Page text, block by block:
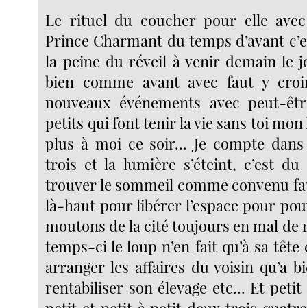
Le rituel du coucher pour elle
Prince Charmant du temps d’avant
la peine du réveil à venir demain le
bien comme avant avec faut y
nouveaux événements avec peut-
petits qui font tenir la vie sans toi mon
plus à moi ce soir... Je compte dans
trois et la lumière s’éteint, c’est
trouver le sommeil comme convenu
là-haut pour libérer l’espace pour
moutons de la cité toujours en mal de
temps-ci le loup n’en fait qu’à sa tête
arranger les affaires du voisin qu’a
rentabiliser son élevage etc... Et